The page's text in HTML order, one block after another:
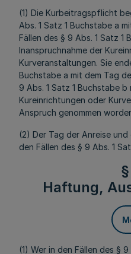
(1) Die Kurbeitragspflicht
Abs. 1 Satz 1 Buchstabe a
Fällen des § 9 Abs. 1 Satz 1
Inanspruchnahme der
Kurveranstaltungen. Sie
Buchstabe a mit dem Tag
9 Abs. 1 Satz 1 Buchstabe
Kureinrichtungen oder
Anspruch genommen
(2) Der Tag der Anreise
den Fällen des § 9 Abs. 1
§
Haftung,
(1) Wer in den Fällen des §